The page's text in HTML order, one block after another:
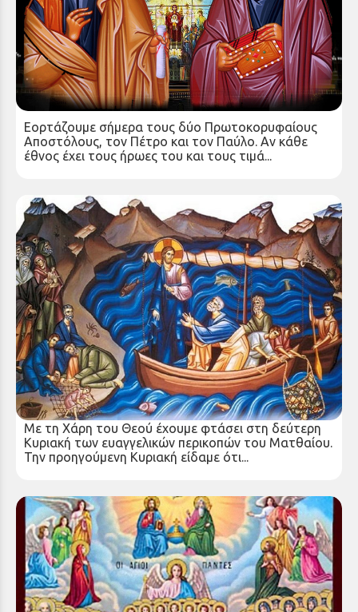
ΚΗΡΥΓΜΑ ΣΤΗΝ ΕΟΡΤΗ ΤΩΝ ΠΡΩΤΟΚΟΡΥΦΑΙΩΝ
ΑΠΟΣΤΟΛΩΝ ΠΕΤΡΟΥ ΚΑΙ ΠΑΥΛΟΥ
Κυριακή 29 Ιουν 2025
Εορτάζουμε σήμερα τους δύο Πρωτοκορυφαίους
Αποστόλους, τον Πέτρο και τον Παύλο. Αν κάθε
έθνος έχει τους ήρωες του και τους τιμά...
ΚΗΡΥΓΜΑ ΤΗΣ ΚΥΡΙΑΚΗΣ Β’ ΜΑΤΘΑΙΟΥ
Κυριακή 22 Ιουν 2025
Με τη Χάρη του Θεού έχουμε φτάσει στη δεύτερη
Κυριακή των ευαγγελικών περικοπών του Ματθαίου.
Την προηγούμενη Κυριακή είδαμε ότι...